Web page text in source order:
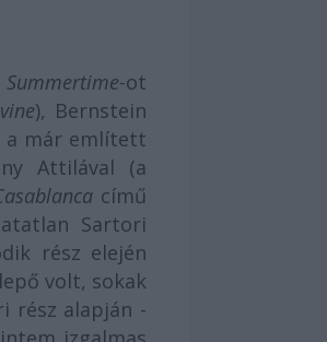
Summertime-ot
), Bernstein
a már említett
Attilával (a
című
Sartori
rész elején
volt, sokak
rész alapján -